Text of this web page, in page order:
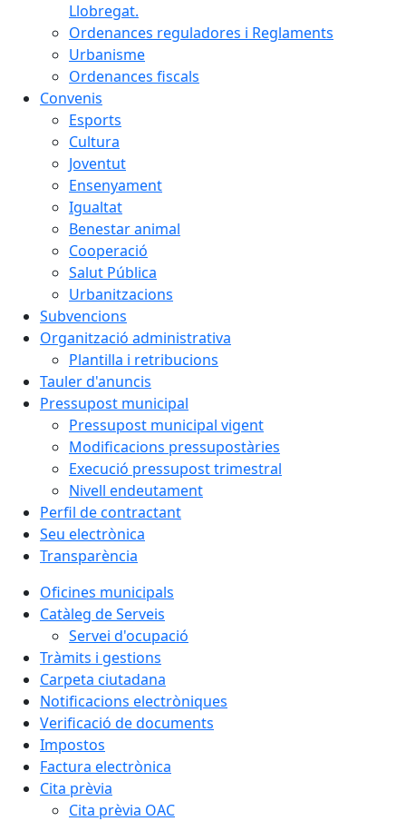
Llobregat.
Ordenances reguladores i Reglaments
Urbanisme
Ordenances fiscals
Convenis
Esports
Cultura
Joventut
Ensenyament
Igualtat
Benestar animal
Cooperació
Salut Pública
Urbanitzacions
Subvencions
Organització administrativa
Plantilla i retribucions
Tauler d'anuncis
Pressupost municipal
Pressupost municipal vigent
Modificacions pressupostàries
Execució pressupost trimestral
Nivell endeutament
Perfil de contractant
Seu electrònica
Transparència
Oficines municipals
Catàleg de Serveis
Servei d'ocupació
Tràmits i gestions
Carpeta ciutadana
Notificacions electròniques
Verificació de documents
Impostos
Factura electrònica
Cita prèvia
Cita prèvia OAC